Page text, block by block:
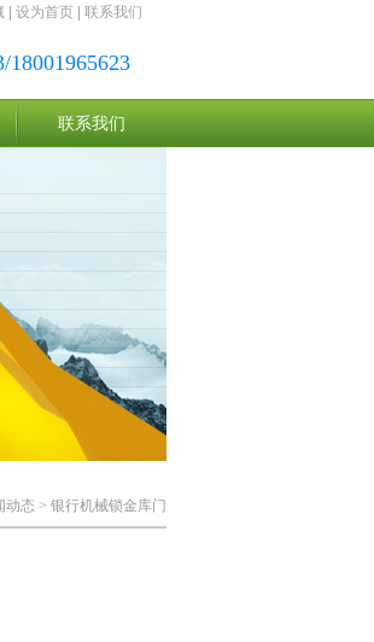
设为首页 联系我们
18001965623
联系我们
动态 > 银行机械锁金库门